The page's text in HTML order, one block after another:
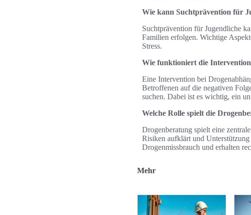
Wie kann Suchtprävention für
Suchtprävention für Jugendliche
Familien erfolgen. Wichtige
Stress.
Wie funktioniert die
Eine Intervention bei
Betroffenen auf die negativen
suchen. Dabei ist es wichtig, ein
Welche Rolle spielt die
Drogenberatung spielt eine
Risiken aufklärt und
Drogenmissbrauch und erhalten
Mehr